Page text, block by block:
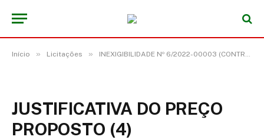
Início » Licitações » INEXIGIBILIDADE Nº 6/2022-00003 (CONTRATAÇÃO DE SHOW ARTÍSTICO DO SURREAL CROCODILO “APARELHAGEM DE SOM” PARA AS COMEMORAÇÕES DO 147º ANIVERSÁRIO DO MUNICÍPIO DE ACARÁ/PA)
JUSTIFICATIVA DO PREÇO
PROPOSTO (4)